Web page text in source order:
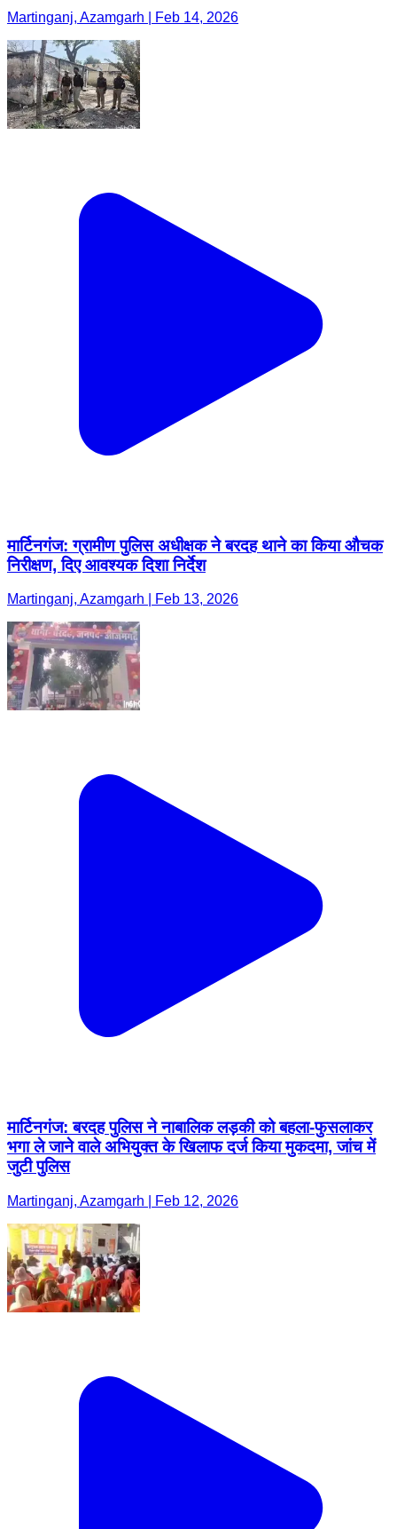
Martinganj, Azamgarh | Feb 14, 2026
मार्टिनगंज: ग्रामीण पुलिस अधीक्षक ने बरदह थाने का किया औचक
निरीक्षण, दिए आवश्यक दिशा निर्देश
Martinganj, Azamgarh | Feb 13, 2026
मार्टिनगंज: बरदह पुलिस ने नाबालिक लड़की को बहला-फुसलाकर
भगा ले जाने वाले अभियुक्त के खिलाफ दर्ज किया मुकदमा, जांच में
जुटी पुलिस
Martinganj, Azamgarh | Feb 12, 2026